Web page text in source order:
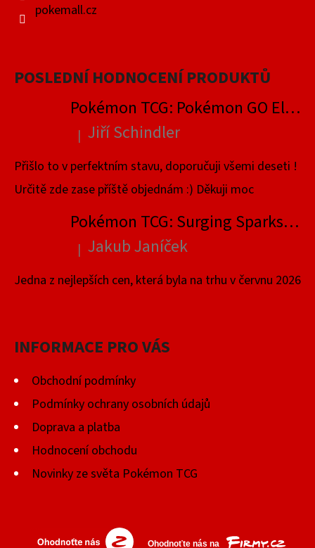
pokemall.cz
POSLEDNÍ HODNOCENÍ PRODUKTŮ
Pokémon TCG: Pokémon GO Elite Trainer Box
Hodnocení produktu je 5 z 5 hvězdiček.
| Jiří Schindler
Přišlo to v perfektním stavu, doporučuji všemi deseti !
Určitě zde zase příště objednám :) Děkuji moc
Pokémon TCG: Surging Sparks Elite Trainer Box
Hodnocení produktu je 4 z 5 hvězdiček.
| Jakub Janíček
Jedna z nejlepších cen, která byla na trhu v červnu 2026
INFORMACE PRO VÁS
Obchodní podmínky
Podmínky ochrany osobních údajů
Doprava a platba
Hodnocení obchodu
Novinky ze světa Pokémon TCG